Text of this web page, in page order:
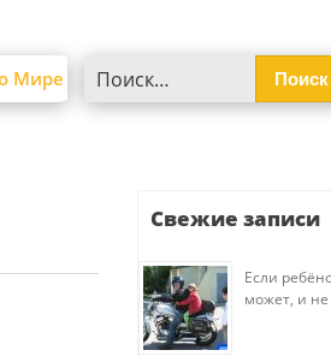
Мире
Свежие записи
Если
может, и не